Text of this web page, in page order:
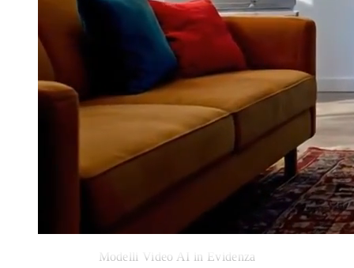
Modelli Video AI in Evidenza